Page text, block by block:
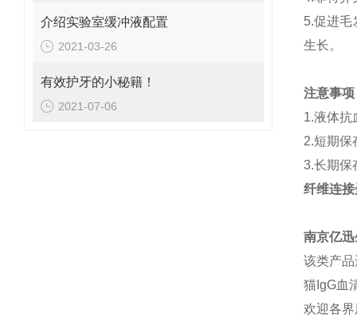
介绍实验室缓冲液配置
2021-03-26
有效护牙的小秘籍！
2021-07-06
5.促进毛
生长。
注意事项
1.液体抗
2.短期
3.长期保
纤维连
南京亿
该类产
猫IgG血
欢迎各